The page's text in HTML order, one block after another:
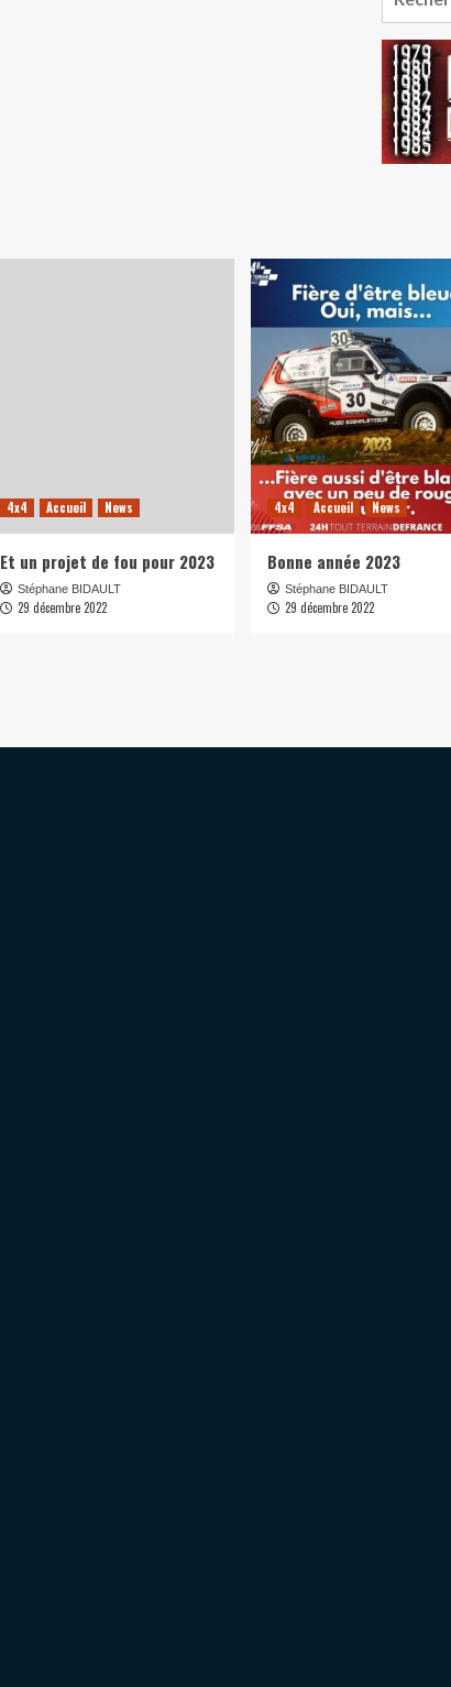
4x4 Accueil News
Et un projet de fou pour 2023
Stéphane BIDAULT
29 décembre 2022
4x4 Accueil News
Bonne année 2023
Stéphane BIDAULT
29 décembre 2022